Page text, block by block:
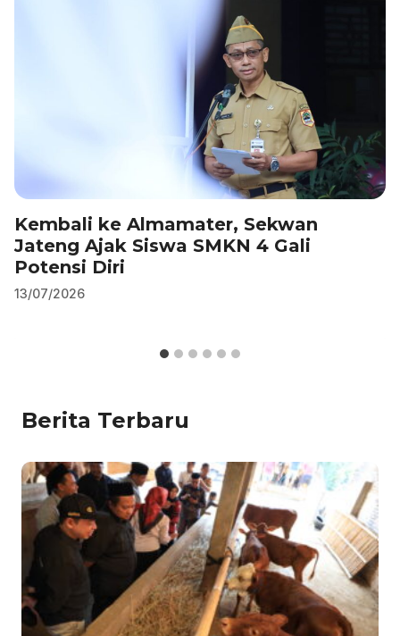
Kembali ke Almamater, Sekwan
Jateng Ajak Siswa SMKN 4 Gali
Potensi Diri
13/07/2026
Berita Terbaru